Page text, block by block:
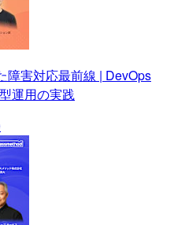
障害対応最前線 | DevOps
運用の実践